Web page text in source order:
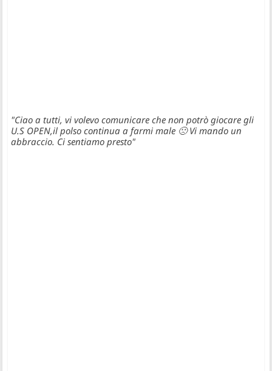
"Ciao a tutti, vi volevo comunicare che non potrò giocare gli
U.S OPEN,il polso continua a farmi male 🙁 Vi mando un
abbraccio. Ci sentiamo presto"